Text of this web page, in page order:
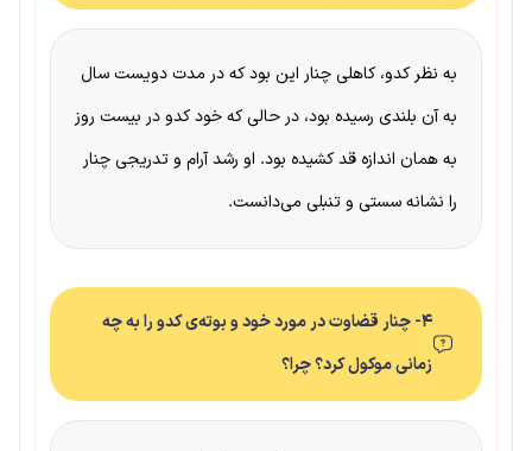
به نظر کدو، کاهلی چنار این بود که در مدت دویست سال
به آن بلندی رسیده بود، در حالی که خود کدو در بیست روز
به همان اندازه قد کشیده بود. او رشد آرام و تدریجی چنار
را نشانه سستی و تنبلی می‌دانست.
۴- چنار قضاوت در مورد خود و بوته‌ی کدو را به چه
زمانی موکول کرد؟ چرا؟